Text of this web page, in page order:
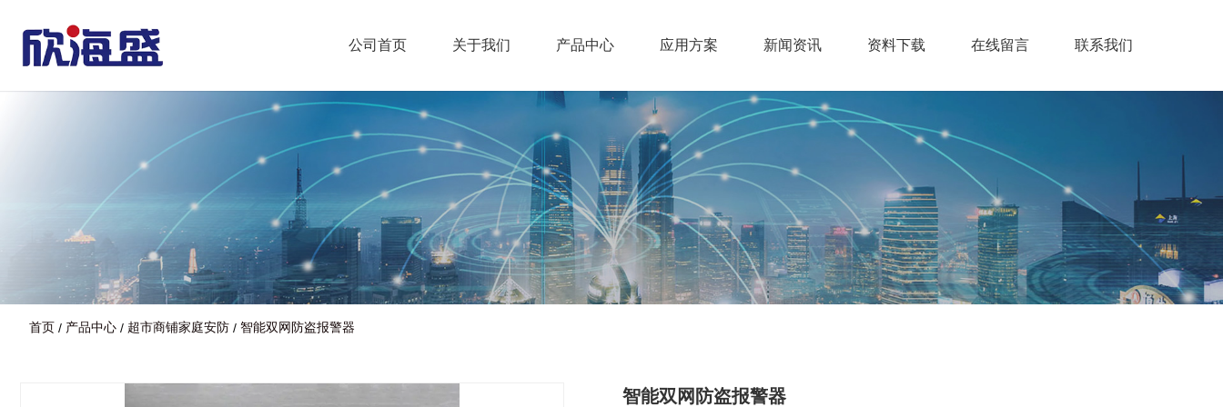
公司首页 关于我们 产品中心 应用方案 新闻资讯 资料下载 在线留言 联系我们
首页 / 产品中心 / 超市商铺家庭安防 / 智能双网防盗报警器
智能双网防盗报警器